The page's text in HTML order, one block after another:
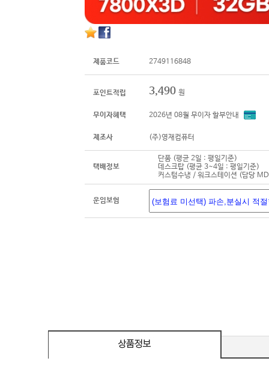
제품코드 2749116848
포인트적립 3,490 원
무이자혜택 2026년 08월 무이자 할부안내
제조사 (주)영재컴퓨터
택배정보
단품 (평균 2일 : 평일기준)
데스크탑 (평균 3~4일 : 평일기준)
커스텀수냉 / 워크스테이션 (담당
운임보험